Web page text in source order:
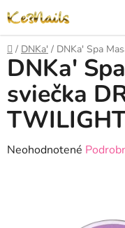
na
obsah
Domov
/ DNKa' / DNKa' Spa
DNKa'
sviečka
Priemerné
Neohodnotené